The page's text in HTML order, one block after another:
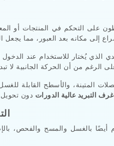
على التحكم في المنتجات أو
يُختار للاستخدام عند
المتينة، والأسطح القابلة
غرف التبريد عالية الدورات
بالغسل والمسح والفحص،